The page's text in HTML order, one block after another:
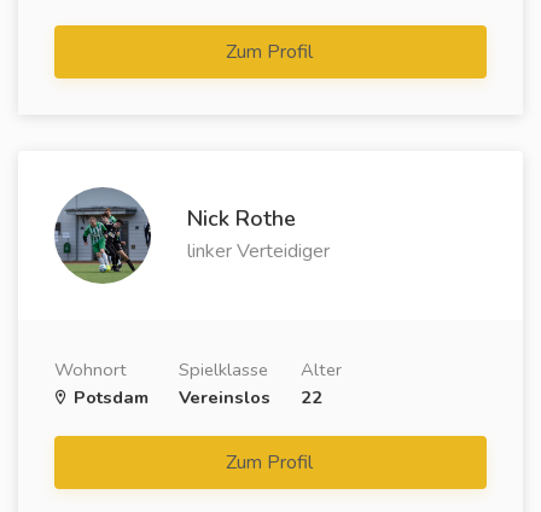
Zum Profil
Nick Rothe
linker Verteidiger
Wohnort
Potsdam
Spielklasse
Vereinslos
Alter
22
Zum Profil